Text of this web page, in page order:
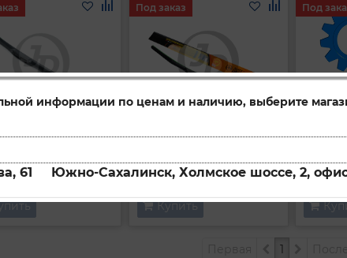
информации по ценам и наличию, выберите
61 Южно-Сахалинск, Холмское шоссе, 2,
JDWB600RH Артикул:JDWB650RH
Под заказ
Купить
Под
1